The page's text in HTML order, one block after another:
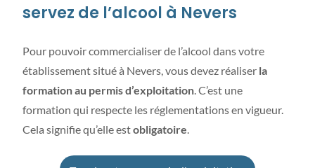
servez de l’alcool à Nevers
Pour pouvoir commercialiser de l’alcool dans votre
établissement situé à Nevers, vous devez réaliser la
formation au permis d’exploitation. C’est une
formation qui respecte les réglementations en vigueur.
Cela signifie qu’elle estobligatoire.